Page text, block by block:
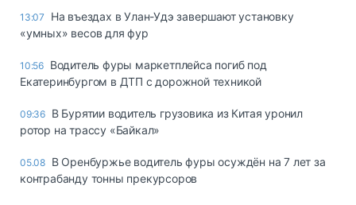
13:07
Ha въeздax в Улaн-Удэ зaвepшaют ycтaнoвкy
«yмныx» вecoв для фyp
10:56 Водитель фуры маркетплейса погиб под
Екатеринбургом в ДТП с дорожной техникой
09:36 В Бурятии водитель грузовика из Китая уронил
ротор на трассу «Байкал»
05.08 В Оренбуржье водитель фуры осуждён на 7 лет за
контрабанду тонны прекурсоров